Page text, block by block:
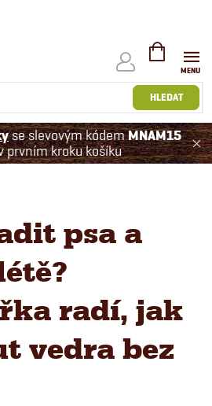
HLEDAT
NÁKUPNÍ
KOŠÍK
se slevovým kódemMNAM15
prvním kroku košíku
psa a
radí, jak
vedra bez